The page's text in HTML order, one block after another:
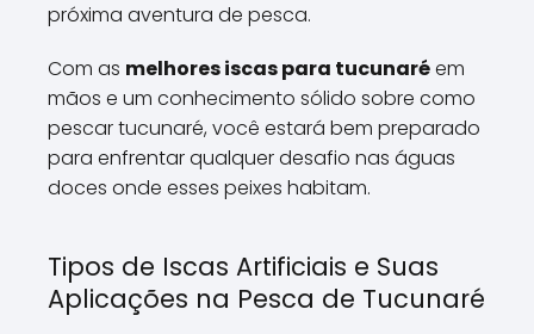
próxima aventura de pesca.
Com as melhores iscas para tucunaréem
mãos e um conhecimento sólido sobre como
pescar tucunaré, você estará bem preparado
para enfrentar qualquer desafio nas águas
doces onde esses peixes habitam.
Tipos de Iscas Artificiais e Suas
Aplicações na Pesca de Tucunaré